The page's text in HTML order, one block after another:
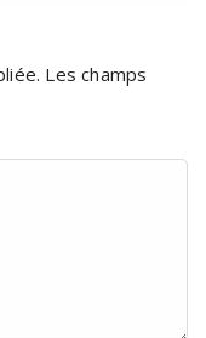
Les champs